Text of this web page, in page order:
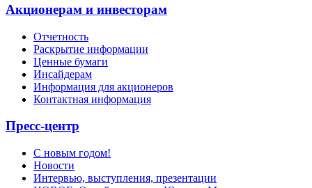
Акционерам и инвесторам
Отчетность
Раскрытие информации
Ценные бумаги
Инсайдерам
Информация для акционеров
Контактная информация
Пресс-центр
С новым годом!
Новости
Интервью, выступления, презентации